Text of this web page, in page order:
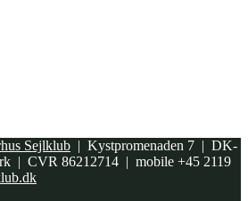
Sejlklub | Kystpromenaden 7 | DK-
| CVR 86212714 | mobile +45 2119